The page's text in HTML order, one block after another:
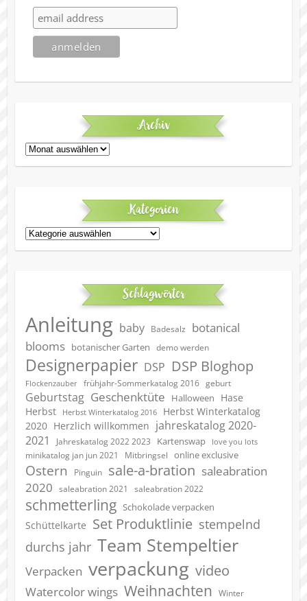
Archiv
Archiv
Kategorien
Kategorien
Schlagwörter
Anleitung baby Badesalz
botanical
blooms botanischer Garten demo werden
Designerpapier DSP DSP Bloghop
Flockenzauber frühjahr-Sommerkatalog 2016 geburt
Geburtstag Geschenktüte Halloween
Hase
Herbst
Herbst Winterkatalog 2016
Herbst Winterkatalog
2020 Herzlich willkommen jahreskatalog 2020-
2021
Jahreskatalog 2022 2023 Kartenswap love you lots
minikatalog jan jun 2021 Mitbringsel online exclusive
Ostern Pinguin sale-a-bration saleabration
2020
saleabration 2021 saleabration 2022
schmetterling Schokolade verpacken
Schüttelkarte Set Produktlinie stempelnd
durchs jahr Team Stempeltier
Verpacken verpackung video
Watercolor wings Weihnachten Winter